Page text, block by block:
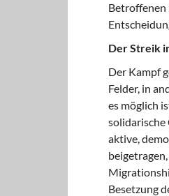
Betroffenen
Der Streik
Der Kampf
Felder, in
es möglich
solidarische
aktive,
Besetzung